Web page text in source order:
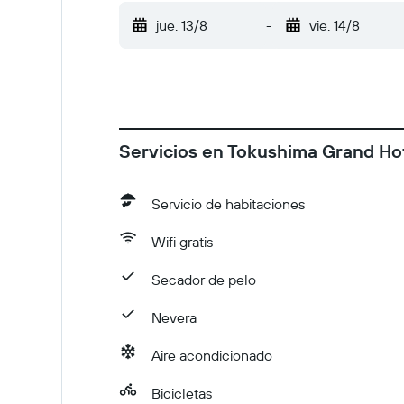
Hay opciones disponibles de alimentos
temperatura disponibles para los
jue. 13/8 - vie. 14/8
Servicios en Tokushima Grand
Servicio de habitaciones
Wifi gratis
Secador de pelo
Nevera
Aire acondicionado
Bicicletas